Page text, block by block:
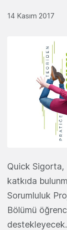
14 Kasım 2017
Quick Sigorta,
katkıda
Sorumluluk
Bölümü
destekleyecek.